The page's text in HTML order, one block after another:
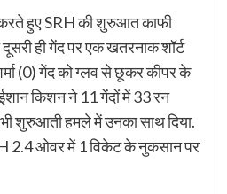
करते हुए SRH की शुरुआत काफी
दूसरी ही गेंद पर एक खतरनाक शॉर्ट
(0) गेंद को ग्लव से छूकर कीपर के
किशन ने 11 गेंदों में 33 रन
शुरुआती हमले में उनका साथ दिया.
2.4 ओवर में 1 विकेट के नुकसान पर